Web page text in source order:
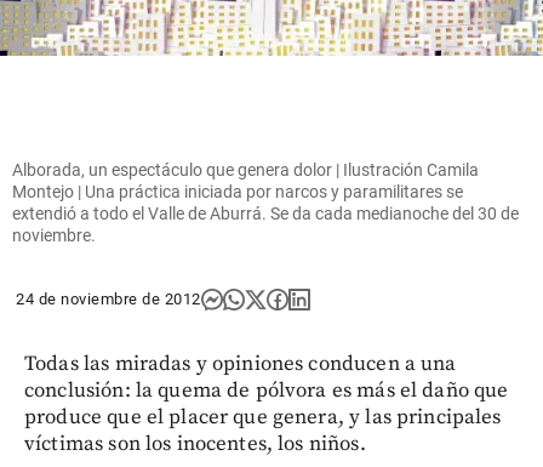
Alborada, un espectáculo que genera dolor | Ilustración Camila
Montejo | Una práctica iniciada por narcos y paramilitares se
extendió a todo el Valle de Aburrá. Se da cada medianoche del 30 de
noviembre.
24 de noviembre de 2012
Todas las miradas y opiniones conducen a una
conclusión: la quema de pólvora es más el daño que
produce que el placer que genera, y las principales
víctimas son los inocentes, los niños.